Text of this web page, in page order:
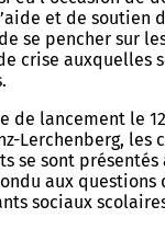
et de soutien
se pencher sur
crise auxquelles
de lancement le
Lerchenberg, les
se sont présentés
aux questions
sociaux